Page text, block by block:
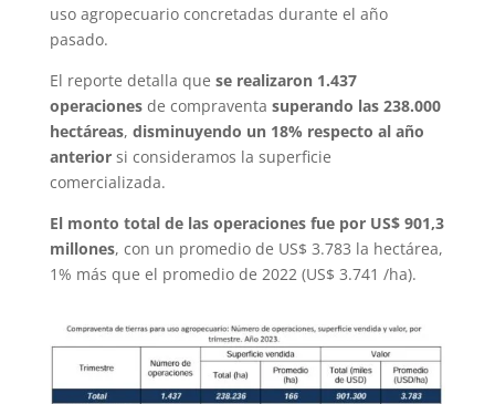
uso agropecuario concretadas durante el año
pasado.
El reporte detalla que se realizaron 1.437
operacionesde compraventa superando las 238.000
hectáreas, disminuyendo un 18% respecto al año
anteriorsi consideramos la superficie
comercializada.
El monto total de las operaciones fue por US$ 901,3
millones, con un promedio de US$ 3.783 la hectárea,
1% más que el promedio de 2022 (US$ 3.741 /ha).